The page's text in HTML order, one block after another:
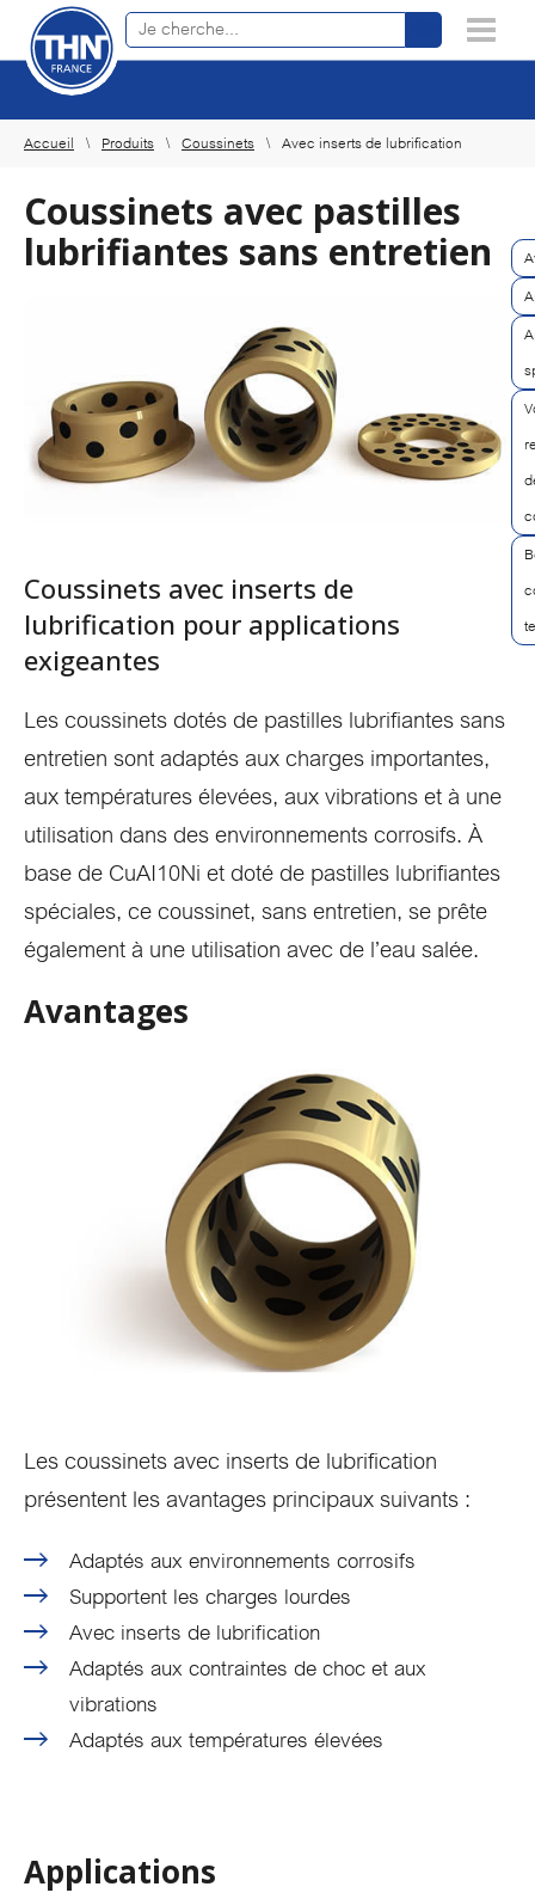
Accueil Produits Coussinets Avec inserts de lubrification
Coussinets avec pastilles
lubrifiantes sans entretien
Coussinets avec inserts de
lubrification pour applications
exigeantes
Les coussinets dotés de pastilles lubrifiantes sans
entretien sont adaptés aux charges importantes,
aux températures élevées, aux vibrations et à une
utilisation dans des environnements corrosifs. À
base de CuAI10Ni et doté de pastilles lubrifiantes
spéciales, ce coussinet, sans entretien, se prête
également à une utilisation avec de l’eau salée.
Avantages
Les coussinets avec inserts de lubrification
présentent les avantages principaux suivants :
Adaptés aux environnements corrosifs
Supportent les charges lourdes
Avec inserts de lubrification
Adaptés aux contraintes de choc et aux
vibrations
Adaptés aux températures élevées
Applications
×
Recherche de produits en ligne